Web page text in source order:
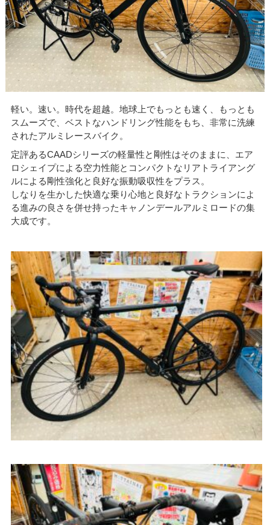
軽い。速い。時代を超越。地球上でもっとも速く、もっとも
スムーズで、ベストなハンドリング性能をもち、非常に洗練
されたアルミレースバイク。
定評あるCAADシリーズの軽量性と剛性はそのままに、エア
ロシェイプによる空力性能とコンパクトなリアトライアング
ルによる剛性強化と良好な振動吸収性をプラス。
しなりを生かした快適な乗り心地と良好なトラクションによ
る進みの良さを併せ持ったキャノンデールアルミロードの集
大成です。